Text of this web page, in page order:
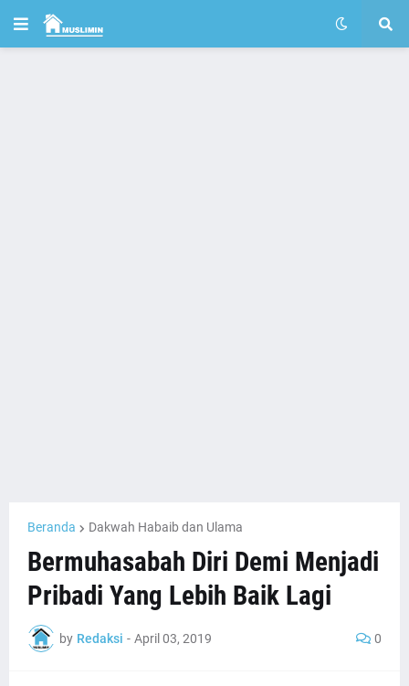
Beranda Dakwah Habaib dan Ulama
Bermuhasabah Diri Demi Menjadi
Pribadi Yang Lebih Baik Lagi
by Redaksi - April 03, 2019 0